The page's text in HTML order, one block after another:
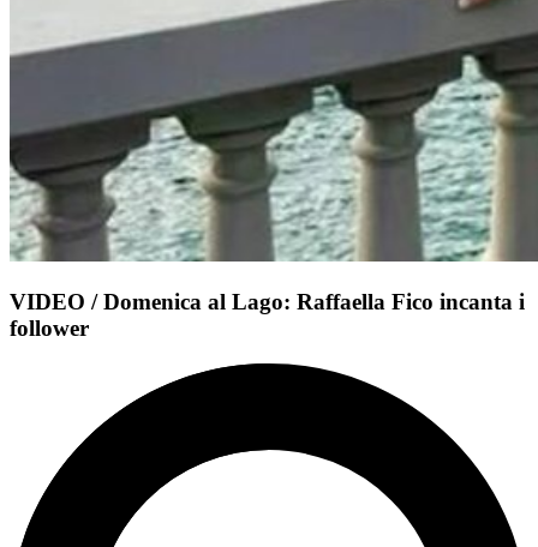
VIDEO / Domenica al Lago: Raffaella Fico incanta i
follower